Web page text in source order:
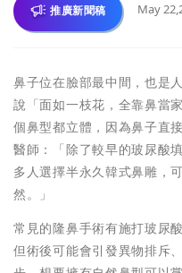
推廣新聞稿 May
鼻子位在臉部最中間，也是
說「面如一枝花，全靠鼻當
個鼻型都立體，因為鼻子直
醫師：「除了較早的玻尿酸
多人選擇半永久韓式鼻雕，
然。」
常見的隆鼻手術有施打玻尿
但術後可能會引發異物排斥